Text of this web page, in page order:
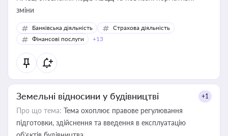
зміни
Банківська діяльність
Страхова діяльність
Фінансові послуги
+13
Земельні відносини у будівництві +1
Про що тема: Тема охоплює правове регулювання
підготовки, здійснення та введення в експлуатацію